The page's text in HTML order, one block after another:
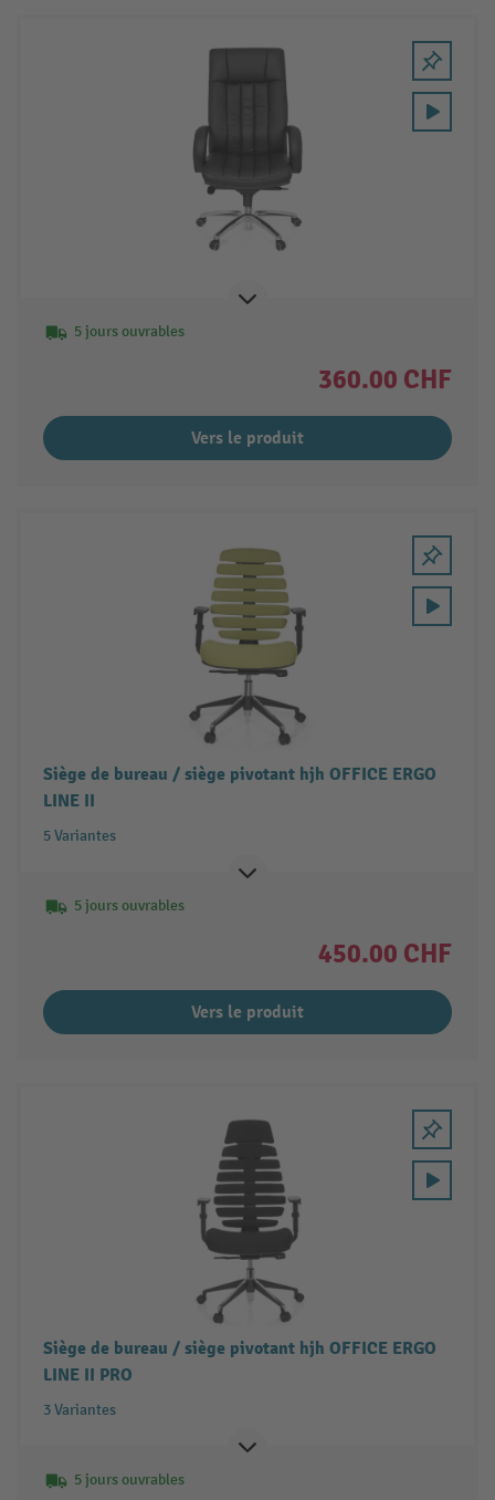
5 jours ouvrables
360.00 CHF
Vers le produit
Siège de bureau / siège pivotant hjh OFFICE ERGO
LINE II
5 Variantes
5 jours ouvrables
450.00 CHF
Vers le produit
Siège de bureau / siège pivotant hjh OFFICE ERGO
LINE II PRO
3 Variantes
5 jours ouvrables